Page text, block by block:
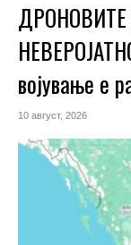
ДРОНОВИТЕ
војување е
10 август, 2026